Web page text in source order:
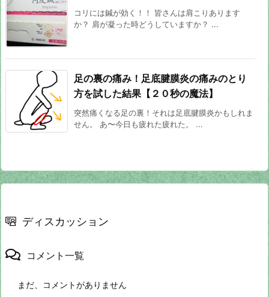
コリには鍼が効く！！ 皆さんは肩こりあります
か？ 肩が凝った時どうしていますか？ ...
足の裏の痛み！足底腱膜炎の痛みのとり
方を試した結果【２０秒の魔法】
突然痛くなる足の裏！それは足底腱膜炎かもしれま
せん。 あ〜今日も疲れた疲れた。 ...
ディスカッション
コメント一覧
まだ、コメントがありません